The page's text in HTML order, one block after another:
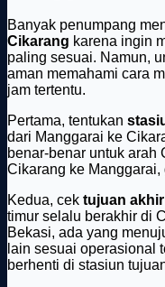
Banyak penumpang
Cikarang karena ingin
paling sesuai. Namun,
aman memahami cara
jam tertentu.
Pertama, tentukan
dari Manggarai ke
benar-benar untuk arah
Cikarang ke
Kedua, cek tujuan
timur selalu berakhir di
Bekasi, ada yang
lain sesuai operasional
berhenti di stasiun